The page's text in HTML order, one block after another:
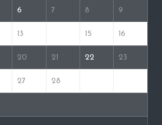
6 7 8 9
13 15 16
20 21 22 23
27 28